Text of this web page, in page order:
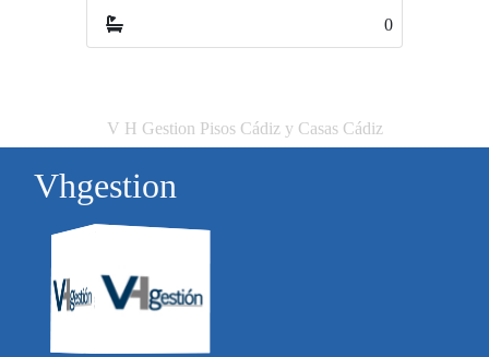
0
V H Gestion Pisos Cádiz y Casas Cádiz
Vhgestion